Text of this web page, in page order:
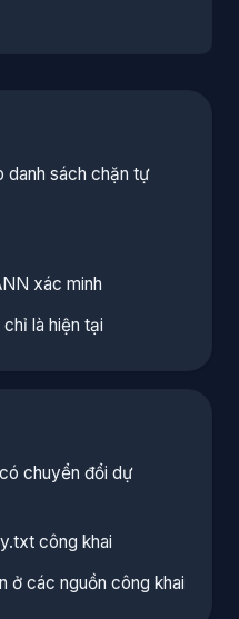
danh sách chặn tự
xác minh
là hiện tại
chuyển đổi dự
công khai
ở các nguồn công khai